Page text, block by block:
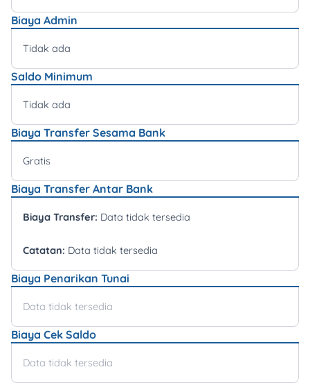
Biaya Admin
Tidak ada
Saldo Minimum
Tidak ada
Biaya Transfer Sesama Bank
Gratis
Biaya Transfer Antar Bank
Biaya Transfer: Data tidak tersedia
Catatan: Data tidak tersedia
Biaya Penarikan Tunai
Data tidak tersedia
Biaya Cek Saldo
Data tidak tersedia